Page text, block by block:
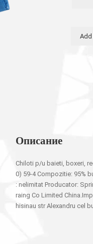
Описание
Chiloti p/u baieti, boxeri,
0) 59-4 Compozitie: 95%
: nelimitat Producator:
raing Co Limited
hisinau str Alexandru cel